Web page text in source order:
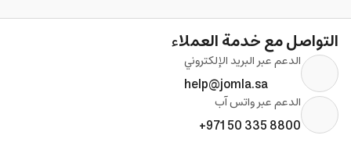
التواصل مع خدمة العملاء
الدعم عبر البريد الإلكتروني
help@jomla.sa
الدعم عبر واتس آب
+971 50 335 8800